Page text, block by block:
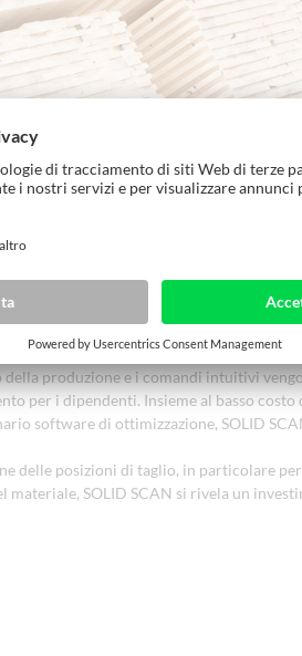
tavola
anche i costi del personale.
produzione e i comandi intuitivi
per i dipendenti. Insieme al basso
software di ottimizzazione, SOLID
delle posizioni di taglio, in particolare
materiale, SOLID SCAN si rivela un